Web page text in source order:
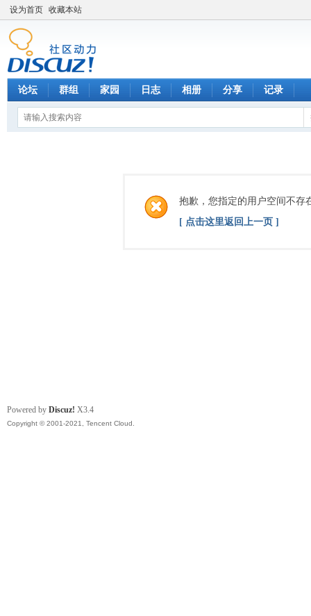
设为首页 收藏本站
论坛 群组 家园 日志 相册 分享 记录
抱歉，您指定的用户空间不存
[ 点击这里返回上一页 ]
Powered by Discuz! X3.4
Copyright © 2001-2021, Tencent Cloud.